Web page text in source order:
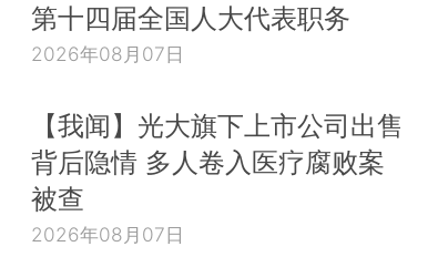
第十四届全国人大代表职务
2026年08月07日
【我闻】光大旗下上市公司出售
背后隐情 多人卷入医疗腐败案
被查
2026年08月07日